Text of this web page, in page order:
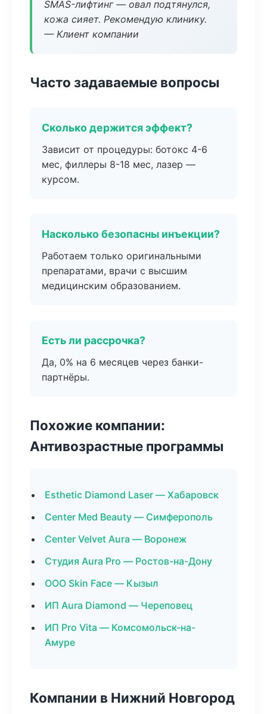
SMAS-лифтинг — овал подтянулся,
кожа сияет. Рекомендую клинику.
— Клиент компании
Часто задаваемые вопросы
Сколько держится эффект?
Зависит от процедуры: ботокс 4-6
мес, филлеры 8-18 мес, лазер —
курсом.
Насколько безопасны инъекции?
Работаем только оригинальными
препаратами, врачи с высшим
медицинским образованием.
Есть ли рассрочка?
Да, 0% на 6 месяцев через банки-
партнёры.
Похожие компании:
Антивозрастные программы
Esthetic Diamond Laser — Хабаровск
Center Med Beauty — Симферополь
Center Velvet Aura — Воронеж
Студия Aura Pro — Ростов-на-Дону
ООО Skin Face — Кызыл
ИП Aura Diamond — Череповец
ИП Pro Vita — Комсомольск-на-
Амуре
Компании в Нижний Новгород